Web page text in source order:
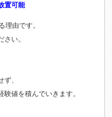
置可能
理由です。
い。
、
値を積んでいきます。